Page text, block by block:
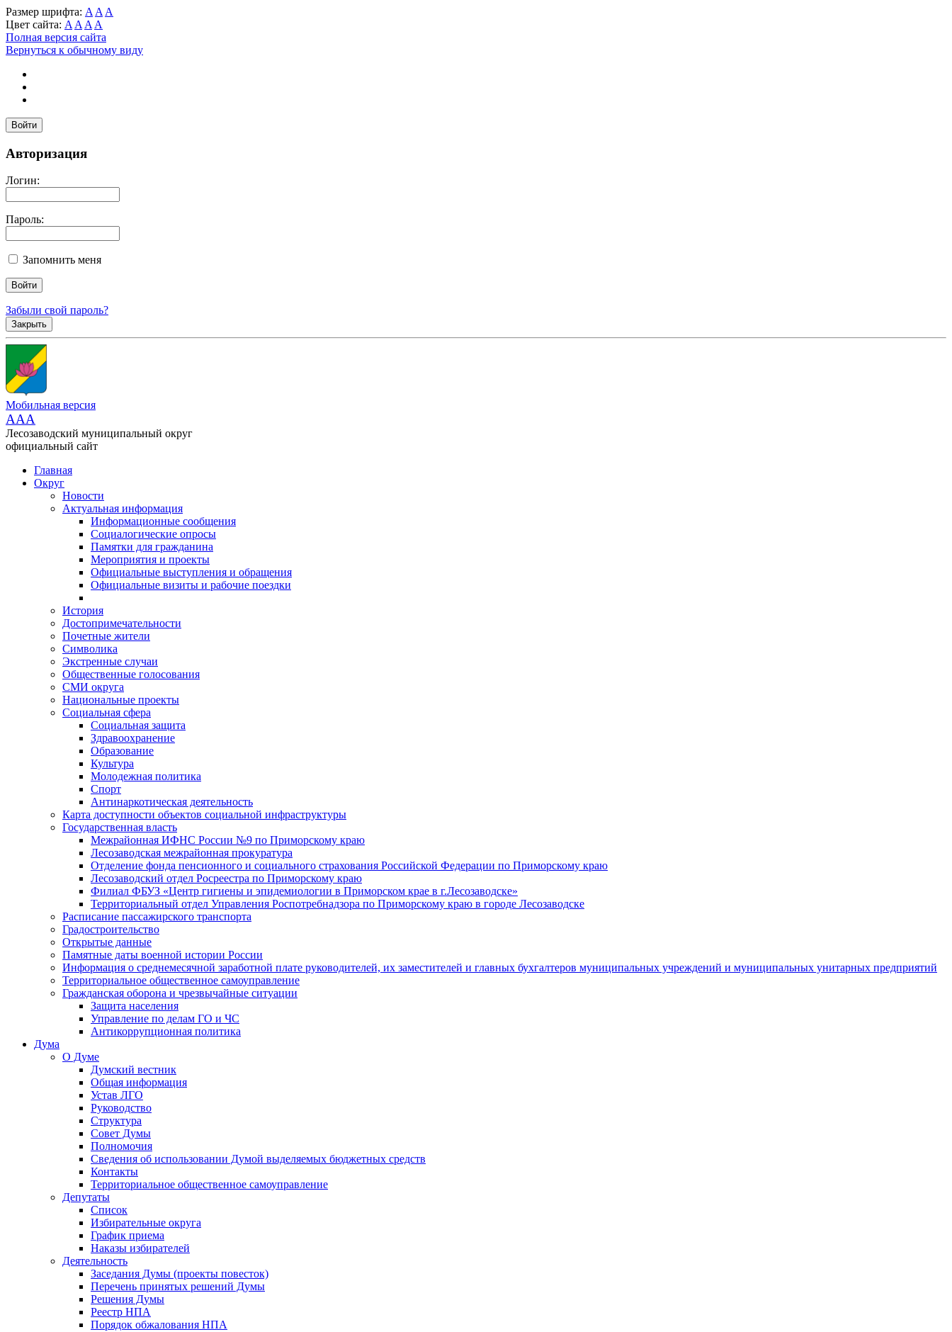
Размер шрифта: A A A
Цвет сайта: A A A A
Полная версия сайта
Вернуться к обычному виду
Войти
Авторизация
Логин:
Пароль:
Запомнить меня
Забыли свой пароль?
Закрыть
Мобильная версия
AAA
Лесозаводский муниципальный округ
официальный сайт
Главная
Округ
Новости
Актуальная информация
Информационные сообщения
Социалогические опросы
Памятки для гражданина
Мероприятия и проекты
Официальные выступления и обращения
Официальные визиты и рабочие поездки
История
Достопримечательности
Почетные жители
Символика
Экстренные случаи
Общественные голосования
СМИ округа
Национальные проекты
Социальная сфера
Социальная защита
Здравоохранение
Образование
Культура
Молодежная политика
Спорт
Антинаркотическая деятельность
Карта доступности объектов социальной инфраструктуры
Государственная власть
Межрайонная ИФНС России №9 по Приморскому краю
Лесозаводская межрайонная прокуратура
Отделение фонда пенсионного и социального страхования Российской Федерации по Приморскому краю
Лесозаводский отдел Росреестра по Приморскому краю
Филиал ФБУЗ «Центр гигиены и эпидемиологии в Приморском крае в г.Лесозаводске»
Территориальный отдел Управления Роспотребнадзора по Приморскому краю в городе Лесозаводске
Расписание пассажирского транспорта
Градостроительство
Открытые данные
Памятные даты военной истории России
Информация о среднемесячной заработной плате руководителей, их заместителей и главных бухгалтеров муниципальных учреждений и муниципальных унитарных предприятий
Территориальное общественное самоуправление
Гражданская оборона и чрезвычайные ситуации
Защита населения
Управление по делам ГО и ЧС
Антикоррупционная политика
Дума
О Думе
Думский вестник
Общая информация
Устав ЛГО
Руководство
Структура
Совет Думы
Полномочия
Сведения об использовании Думой выделяемых бюджетных средств
Контакты
Территориальное общественное самоуправление
Депутаты
Список
Избирательные округа
График приема
Наказы избирателей
Деятельность
Заседания Думы (проекты повесток)
Перечень принятых решений Думы
Решения Думы
Реестр НПА
Порядок обжалования НПА